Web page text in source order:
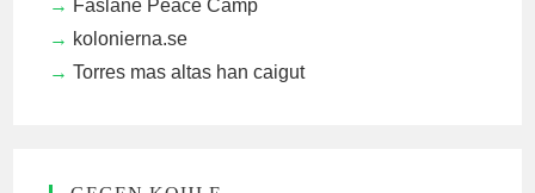
Faslane Peace Camp
kolonierna.se
Torres mas altas han caigut